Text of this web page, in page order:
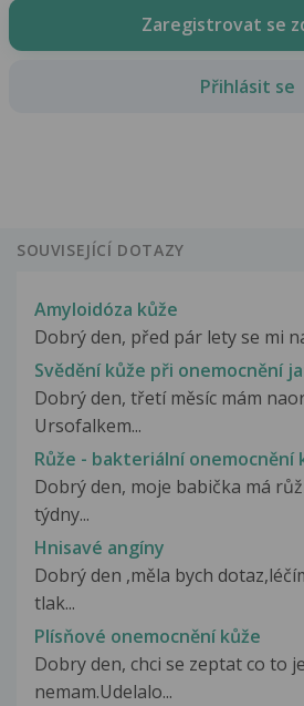
Zaregistrovat se
Přihlásit se
SOUVISEJÍCÍ DOTAZY
Amyloidóza kůže
Dobrý den, před pár lety se mi
Svědění kůže při onemocnění
Dobrý den, třetí měsíc mám
Ursofalkem...
Růže - bakteriální onemocnění
Dobrý den, moje babička má
týdny...
Hnisavé angíny
Dobrý den ,měla bych
tlak...
Plísňové onemocnění kůže
Dobry den, chci se zeptat co to
nemam.Udelalo...